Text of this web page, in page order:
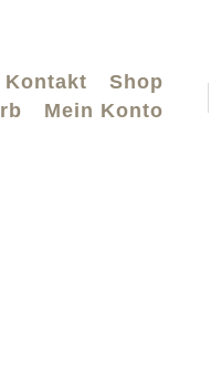
Kontakt
Shop
Mein Konto